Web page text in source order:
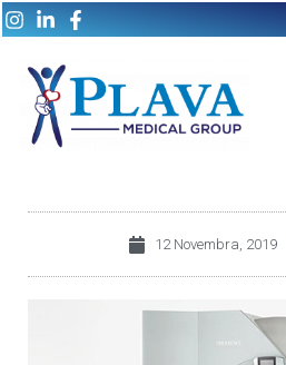
12 Novembra, 2019